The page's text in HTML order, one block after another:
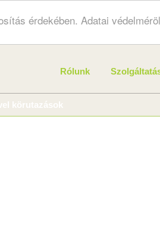
érdekében. Adatai
Rólunk
körutazások